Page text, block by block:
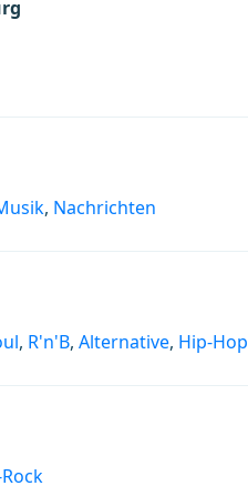
, Nachrichten
, R'n'B, Alternative, Hip-Hop